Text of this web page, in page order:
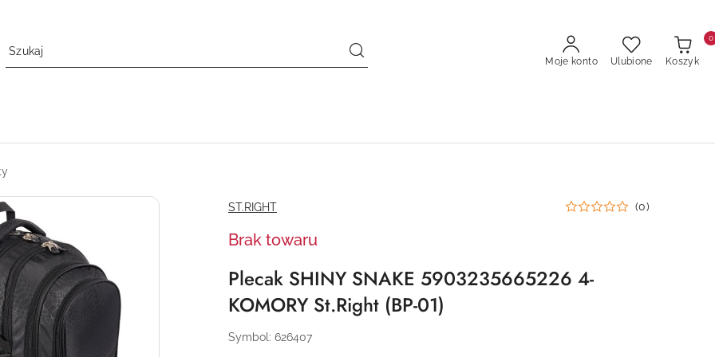
Moje konto Ulubione Koszyk
0
NAZWA
PRODUCENTA:
ST.RIGHT (0)
Brak towaru
Plecak SHINY SNAKE 5903235665226 4-
KOMORY St.Right (BP-01)
Symbol: 626407